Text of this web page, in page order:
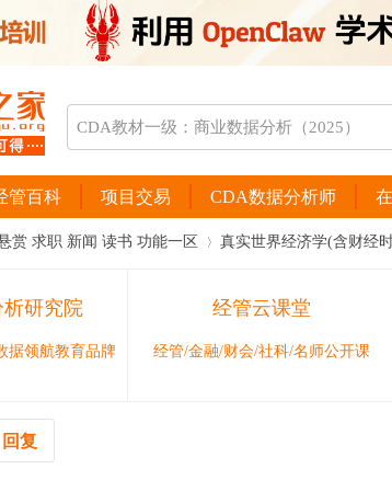
管百科 项目交易 CDA数据分析师
赏 求职 新闻 读书 功能一区 真实世界经济学(含财经
研究院
据领航教育品牌
经管云课堂
经管/金融/财会/社科/名师公开课
回复